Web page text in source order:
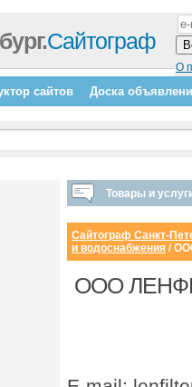
О
Сайтограф
сайтов Доска
Товары и
Сайтограф Санкт-
и водоснабжения /
ООО